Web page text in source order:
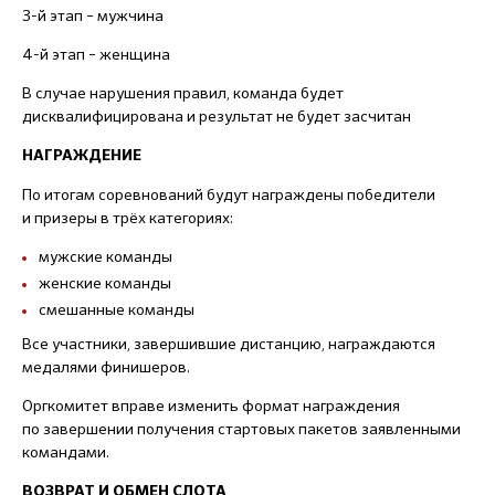
3-й этап – мужчина
4-й этап – женщина
В случае нарушения правил, команда будет
дисквалифицирована и результат не будет засчитан
НАГРАЖДЕНИЕ
По итогам соревнований будут награждены победители
и призеры в трёх категориях:
мужские команды
женские команды
смешанные команды
Все участники, завершившие дистанцию, награждаются
медалями финишеров.
Оргкомитет вправе изменить формат награждения
по завершении получения стартовых пакетов заявленными
командами.
ВОЗВРАТ И ОБМЕН СЛОТА